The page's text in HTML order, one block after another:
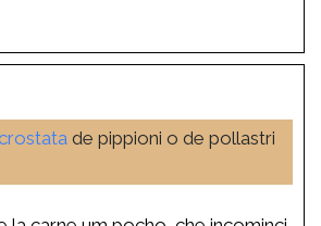
de pippioni o de pollastri